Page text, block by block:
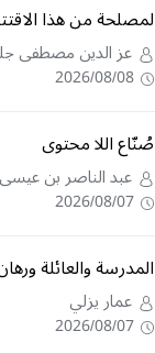
لمصلحة من هذا
عز الدين مصطفى
2026/08/08
صُنّاع اللا محتوى
عبد الناصر بن عيسى
2026/08/07
المدرسة والعائلة
عمار يزلي
2026/08/07